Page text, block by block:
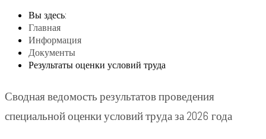
Вы здесь:
Главная
Информация
Документы
Результаты оценки условий труда
Сводная ведомость результатов проведения
специальной оценки условий труда за 2026 года